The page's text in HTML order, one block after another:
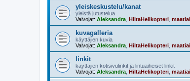
yleiskeskustelu/kanat
yleistä jutustelua
Valvojat: Aleksandra HiltaHelikopteri
kuvagalleria
käyttäjien kuvia
Valvojat: Aleksandra HiltaHelikopteri
linkit
käyttäjien kotisivulinkit ja lintuaiheiset linkit
Valvojat: Aleksandra HiltaHelikopteri